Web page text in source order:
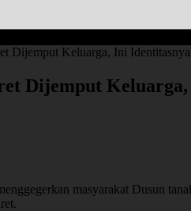
Dijemput Keluarga, Ini Identitasnya
Dijemput
masyarakat Dusun